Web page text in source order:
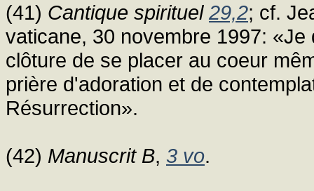
(41) Cantique spirituel 29,2; cf.
vaticane, 30 novembre 1997:
clôture de se placer au coeur
prière d'adoration et de
Résurrection».
(42) Manuscrit B, 3 vo.